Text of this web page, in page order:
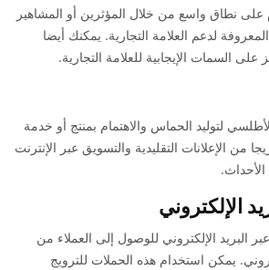
على نطاق واسع من خلال المؤثرين أو المشاهير
لدعم العلامة التجارية. يمكنك أيضا
على السمات الإيجابية للعلامة التجارية.
لتوليد الحماس والاهتمام بمنتج أو خدمة
من الإعلانات التقليدية والتسويق عبر الإنترنت
الإلكتروني
البريد الإلكتروني للوصول إلى العملاء من
يمكن استخدام هذه الحملات للترويج